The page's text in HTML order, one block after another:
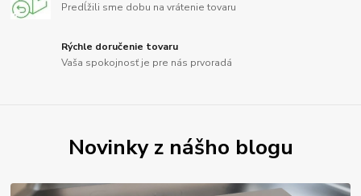
Predĺžili sme dobu na vrátenie tovaru
Rýchle doručenie tovaru
Vaša spokojnosť je pre nás prvoradá
Novinky z nášho blogu